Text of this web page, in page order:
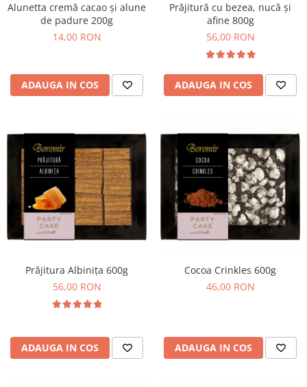
Alunetta cremă cacao și alune
de padure 200g
14,00 RON
ADAUGA IN COS
Prăjitură cu bezea, nucă și
afine 800g
56,00 RON
ADAUGA IN COS
Prăjitura Albinița 600g
56,00 RON
ADAUGA IN COS
Cocoa Crinkles 600g
46,00 RON
ADAUGA IN COS